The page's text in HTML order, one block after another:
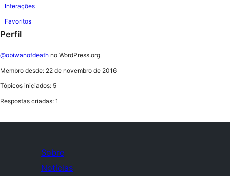
Interações
Favoritos
Perfil
@obiwanofdeath no WordPress.org
Membro desde: 22 de novembro de 2016
Tópicos iniciados: 5
Respostas criadas: 1
Sobre
Notícias